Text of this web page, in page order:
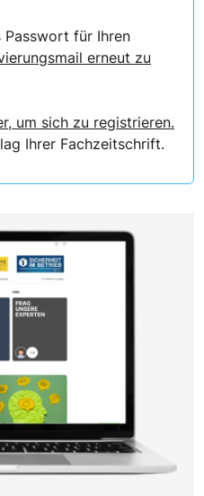
Passwort für Ihren
erneut zu
um sich zu registrieren.
Ihrer Fachzeitschrift.